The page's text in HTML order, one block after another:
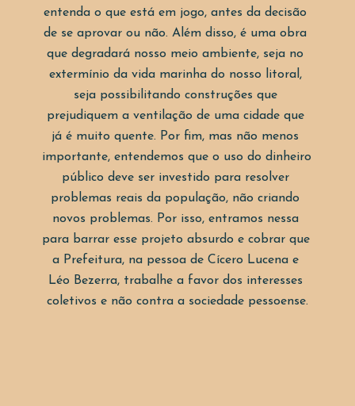
entenda o que está em jogo, antes da decisão
de se aprovar ou não. Além disso, é uma obra
que degradará nosso meio ambiente, seja no
extermínio da vida marinha do nosso litoral,
seja possibilitando construções que
prejudiquem a ventilação de uma cidade que
já é muito quente. Por fim, mas não menos
importante, entendemos que o uso do dinheiro
público deve ser investido para resolver
problemas reais da população, não criando
novos problemas. Por isso, entramos nessa
para barrar esse projeto absurdo e cobrar que
a Prefeitura, na pessoa de Cícero Lucena e
Léo Bezerra, trabalhe a favor dos interesses
coletivos e não contra a sociedade pessoense.